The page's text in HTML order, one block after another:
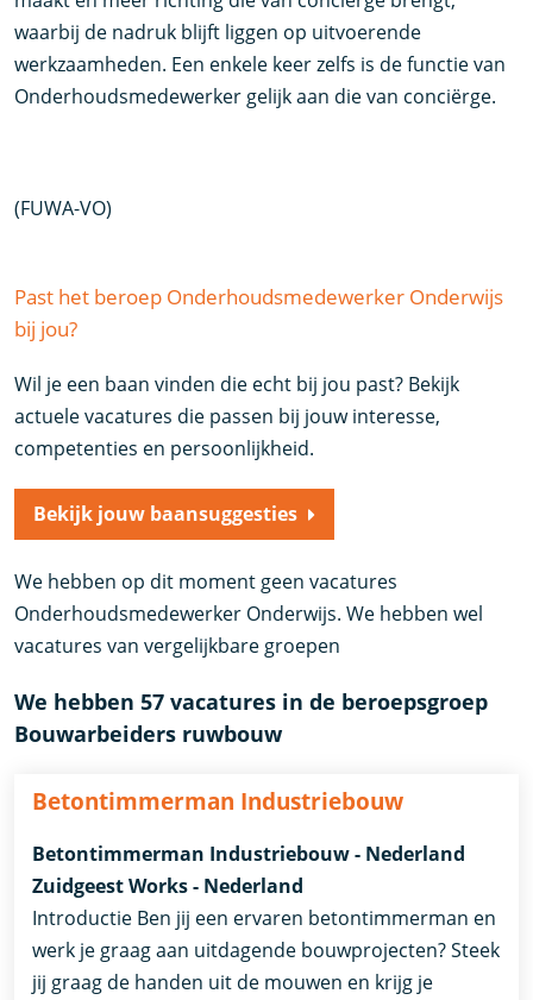
waarbij de nadruk blijft liggen op uitvoerende
werkzaamheden. Een enkele keer zelfs is de functie van
Onderhoudsmedewerker gelijk aan die van conciërge.
(FUWA-VO)
Past het beroep Onderhoudsmedewerker Onderwijs
bij jou?
Wil je een baan vinden die echt bij jou past? Bekijk
actuele vacatures die passen bij jouw interesse,
competenties en persoonlijkheid.
Bekijk jouw baansuggesties
We hebben op dit moment geen vacatures
Onderhoudsmedewerker Onderwijs. We hebben wel
vacatures van vergelijkbare groepen
We hebben 57 vacatures in de beroepsgroep
Bouwarbeiders ruwbouw
Betontimmerman Industriebouw
Betontimmerman Industriebouw - Nederland
Zuidgeest Works - Nederland
Introductie Ben jij een ervaren betontimmerman en
werk je graag aan uitdagende bouwprojecten? Steek
jij graag de handen uit de mouwen en krijg je